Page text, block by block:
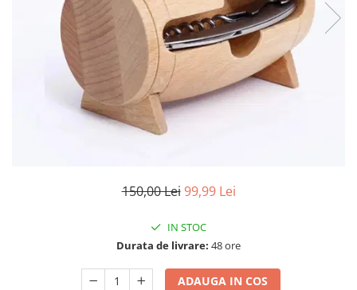
150,00 Lei 99,99 Lei
IN STOC
Durata de livrare: 48 ore
ADAUGA IN COS